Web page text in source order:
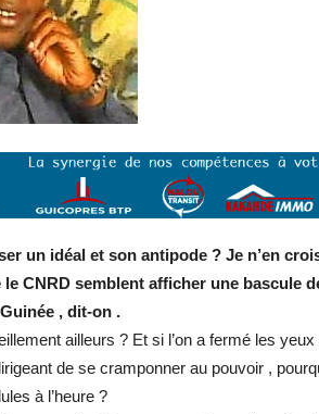
un idéal et son antipode ? Je n’en
CNRD semblent afficher une bascule
, dit-on .
ailleurs ? Et si l’on a fermé les
de se cramponner au pouvoir ,
à l’heure ?